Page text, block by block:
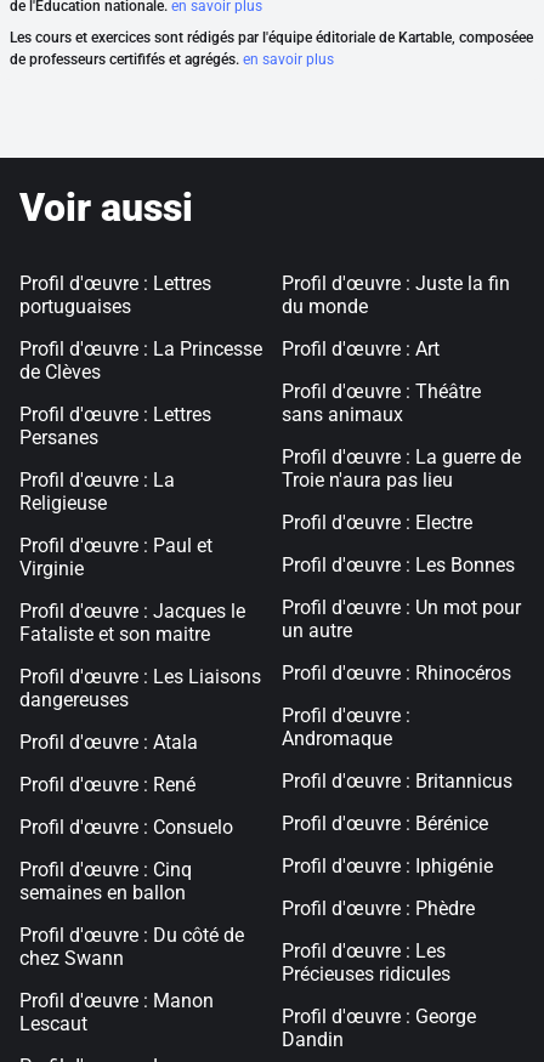
de l'Éducation nationale. en savoir plus
Les cours et exercices sont rédigés par l'équipe éditoriale de Kartable, composéee
de professeurs certififés et agrégés. en savoir plus
Voir aussi
Profil d'œuvre : Lettres
portuguaises
Profil d'œuvre : La Princesse
de Clèves
Profil d'œuvre : Lettres
Persanes
Profil d'œuvre : La
Religieuse
Profil d'œuvre : Paul et
Virginie
Profil d'œuvre : Jacques le
Fataliste et son maitre
Profil d'œuvre : Les Liaisons
dangereuses
Profil d'œuvre : Atala
Profil d'œuvre : René
Profil d'œuvre : Consuelo
Profil d'œuvre : Cinq
semaines en ballon
Profil d'œuvre : Du côté de
chez Swann
Profil d'œuvre : Manon
Lescaut
Profil d'œuvre : Juste la fin
du monde
Profil d'œuvre : Art
Profil d'œuvre : Théâtre
sans animaux
Profil d'œuvre : La guerre de
Troie n'aura pas lieu
Profil d'œuvre : Electre
Profil d'œuvre : Les Bonnes
Profil d'œuvre : Un mot pour
un autre
Profil d'œuvre : Rhinocéros
Profil d'œuvre :
Andromaque
Profil d'œuvre : Britannicus
Profil d'œuvre : Bérénice
Profil d'œuvre : Iphigénie
Profil d'œuvre : Phèdre
Profil d'œuvre : Les
Précieuses ridicules
Profil d'œuvre : George
Dandin